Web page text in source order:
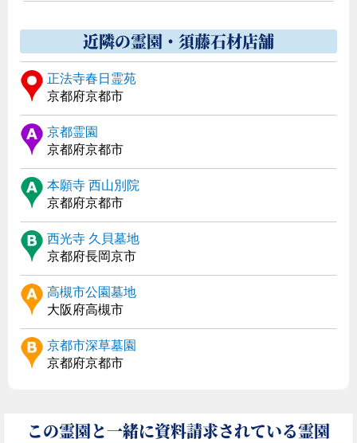
近隣の霊園・須藤石材店舗
正法寺春日霊苑
京都府京都市
京都霊園
京都府京都市
本願寺 西山別院
京都府京都市
西光寺 久貝墓地
京都府長岡京市
高槻市公園墓地
大阪府高槻市
京都市深草墓園
京都府京都市
この霊園と一緒に資料請求されている霊園